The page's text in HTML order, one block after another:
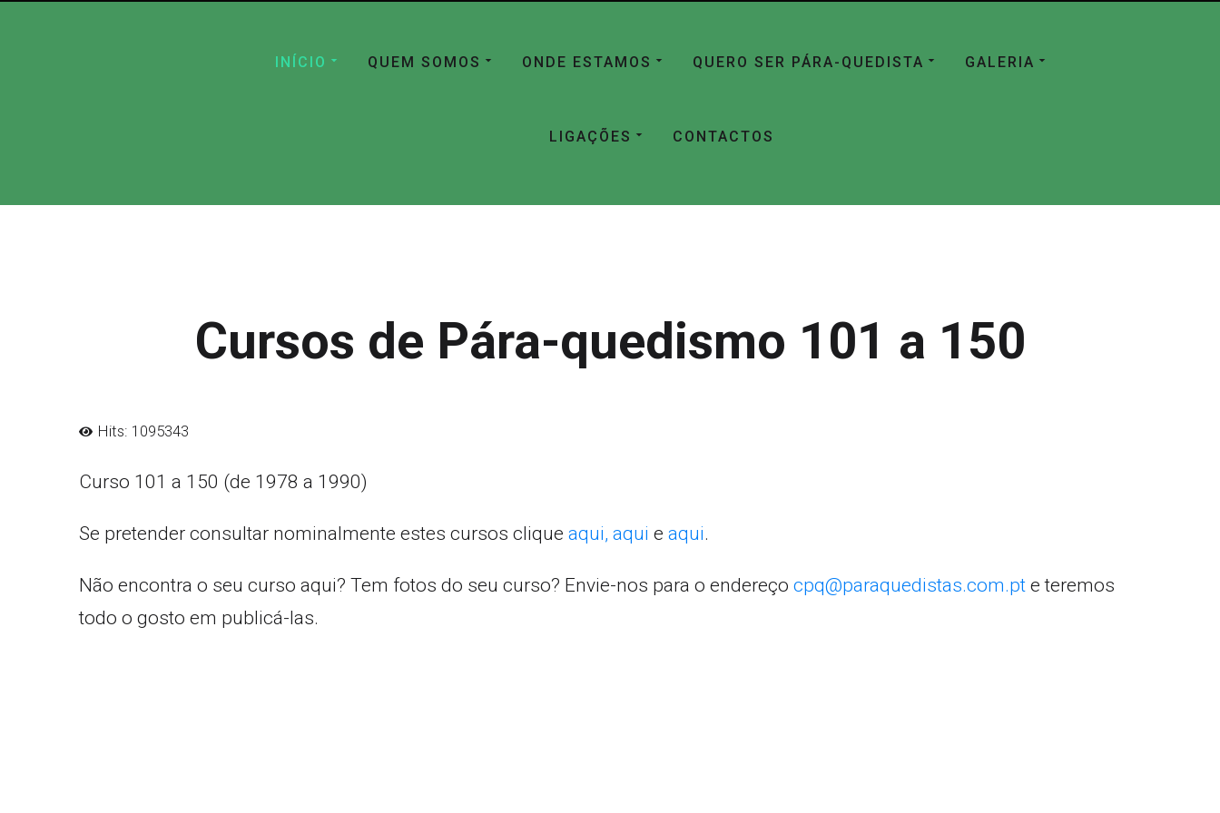
INÍCIO QUEM SOMOS ONDE ESTAMOS QUERO SER PÁRA-QUEDISTA GALERIA
LIGAÇÕES CONTACTOS
Cursos de Pára-quedismo 101 a 150
Hits: 1095343
Curso 101 a 150 (de 1978 a 1990)
Se pretender consultar nominalmente estes cursos clique aqui, aqui e aqui.
Não encontra o seu curso aqui? Tem fotos do seu curso? Envie-nos para o endereço cpq@paraquedistas.com.pt e teremos
todo o gosto em publicá-las.